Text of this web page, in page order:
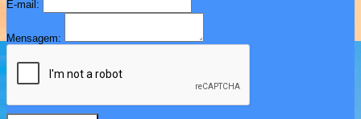
E-mail:
Mensagem: